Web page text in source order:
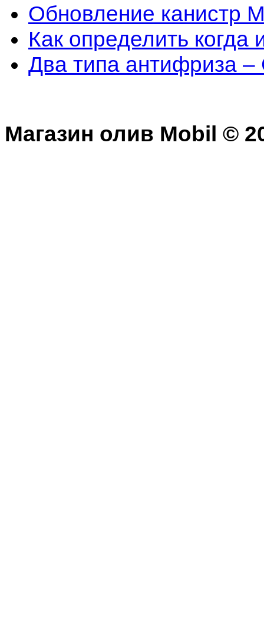
Обновление канистр
Как определить когда
Два типа антифриза –
Магазин олив Mobil ©